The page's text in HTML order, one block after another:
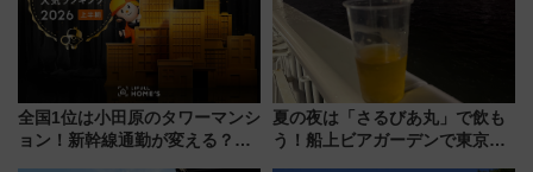
全国1位は小田原のタワーマンシ
ョン！新幹線通勤が変える？
夏の夜は「さるびあ丸」で飲も
う！船上ビアガーデンで東京湾